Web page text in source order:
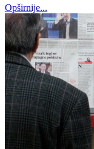
Opširnije...